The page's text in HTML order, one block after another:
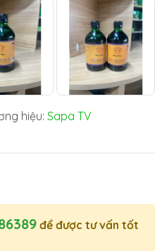
hiệu: Sapa TV
để được tư vấn tốt